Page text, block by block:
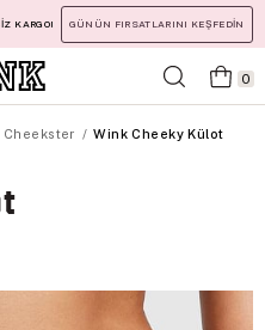
KARGO! GÜNÜN FIRSATLARINI KEŞFEDİN
0
Cheekster Wink Cheeky Külot